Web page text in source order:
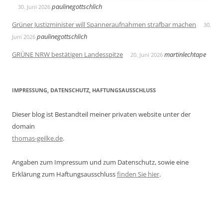
30. Juni 2026 paulinegottschlich
Grüner Justizminister will Spanneraufnahmen strafbar machen
30.
Juni 2026 paulinegottschlich
GRÜNE NRW bestätigen Landesspitze
20. Juni 2026 martinlechtape
IMPRESSUNG, DATENSCHUTZ, HAFTUNGSAUSSCHLUSS
Dieser blog ist Bestandteil meiner privaten website unter der
domain
thomas-geilke.de.
Angaben zum Impressum und zum Datenschutz, sowie eine
Erklärung zum Haftungsausschlussfinden Sie hier.